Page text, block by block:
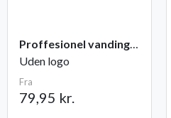
Proffesionel vandingspose 100 liter
Uden logo
Fra
79,95 kr.